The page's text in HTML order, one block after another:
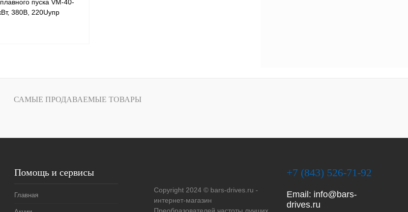
пуска VM-40-
380В, 220Uупр
САМЫЕ ПРОДАВАЕМЫЕ ТОВАРЫ
Помощь и сервисы
Главная
Copyright 2024 © bars-drives.ru -
интернет-магазин
+7 (843) 526-71-92
Email: info@bars-
drives.ru